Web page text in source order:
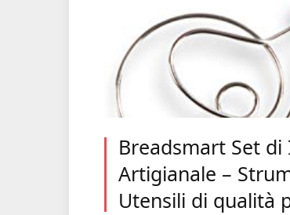
Breadsmart Set
Artigianale –
Utensili di qualità